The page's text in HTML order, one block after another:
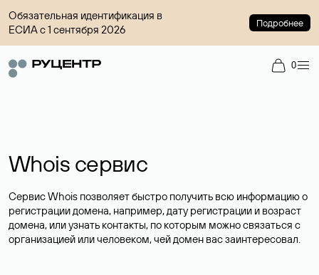
Обязательная идентификация в
ЕСИА с 1 сентября 2026
Подробнее
0
Whois сервис
Сервис Whois позволяет быстро получить всю информацию о
регистрации домена, например, дату регистрации и возраст
домена, или узнать контакты, по которым можно связаться с
организацией или человеком, чей домен вас заинтересовал.